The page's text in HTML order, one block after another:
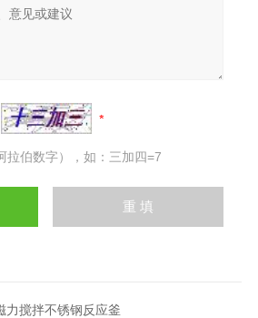
拉伯数字），如：三加四=7
力搅拌不锈钢反应釜